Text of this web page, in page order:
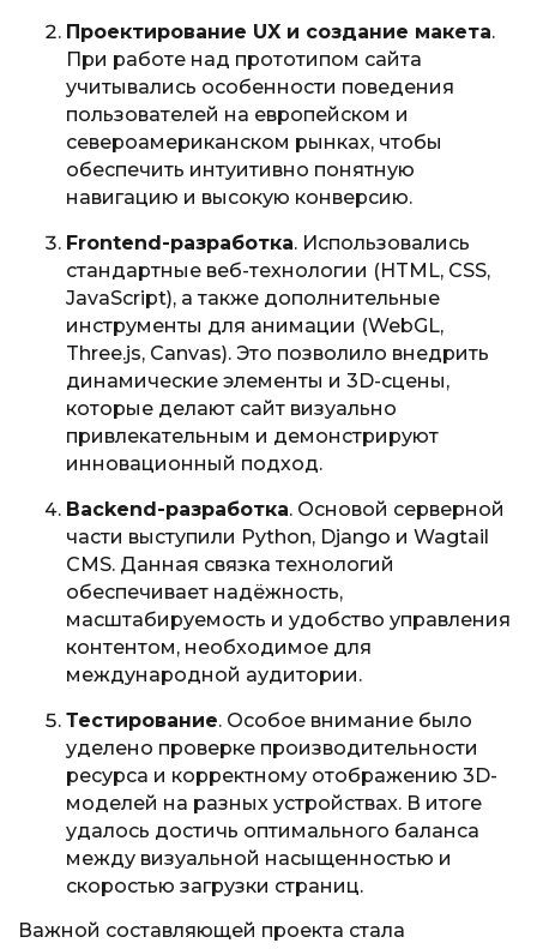
Проектирование UX и создание макета.
При работе над прототипом сайта
учитывались особенности поведения
пользователей на европейском и
североамериканском рынках, чтобы
обеспечить интуитивно понятную
навигацию и высокую конверсию.
Frontend-разработка. Использовались
стандартные веб-технологии (HTML, CSS,
JavaScript), а также дополнительные
инструменты для анимации (WebGL,
Three.js, Canvas). Это позволило внедрить
динамические элементы и 3D-сцены,
которые делают сайт визуально
привлекательным и демонстрируют
инновационный подход.
Backend-разработка. Основой серверной
части выступили Python, Django и Wagtail
CMS. Данная связка технологий
обеспечивает надёжность,
масштабируемость и удобство управления
контентом, необходимое для
международной аудитории.
Тестирование. Особое внимание было
уделено проверке производительности
ресурса и корректному отображению 3D-
моделей на разных устройствах. В итоге
удалось достичь оптимального баланса
между визуальной насыщенностью и
скоростью загрузки страниц.
Важной составляющей проекта стала